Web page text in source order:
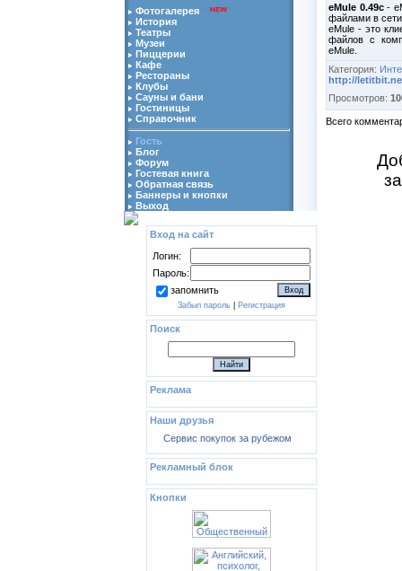
Фотогалерея
История
Театры
Музеи
Пиццерии
Кафе
Рестораны
Клубы
Сауны и бани
Гостиницы
Справочник
Гость
Блог
Форум
Гостевая книга
Обратная связь
Баннеры и кнопки
Выход
Вход на сайт
Логин:
Пароль:
запомнить
Забыл пароль Регистрация
Поиск
Реклама
Наши друзья
Сервис покупок за рубежом
Рекламный блок
Кнопки
eMule 0.49c-
файлами в
eMule - это
файлов с
eMule.
Категория:
http://
Просмотров:
Всего